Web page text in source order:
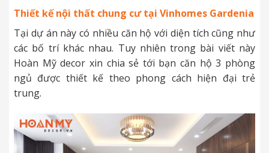
Thiết kế nội thất chung cư tại Vinhomes Gardenia
Tại dự án này có nhiều căn hộ với diện tích cũng như
các bố trí khác nhau. Tuy nhiên trong bài viết này
Hoàn Mỹ decor xin chia sẻ tới bạn căn hộ 3 phòng
ngủ được thiết kế theo phong cách hiện đại trẻ
trung.